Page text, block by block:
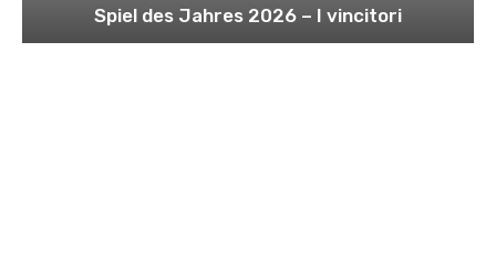
Spiel des Jahres 2026 – I vincitori